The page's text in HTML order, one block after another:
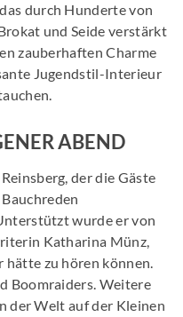
durch Hunderte von
und Seide verstärkt
zauberhaften Charme
Jugendstil-Interieur
ABEND
der die Gäste
wurde er von
Katharina Münz,
hätte zu hören können.
Boomraiders. Weitere
der Welt auf der Kleinen